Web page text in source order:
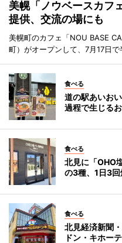
美幌「ノウベースカ
提供、交流の場にも
美幌町のカフェ「NOU BASE
町）がオープンして、7月17日で
食べる
道の駅あいお
過程で生じる
食べる
北見に「OHO
の3種、1日3
食べる
北見経済新聞
ドン・キホーテ